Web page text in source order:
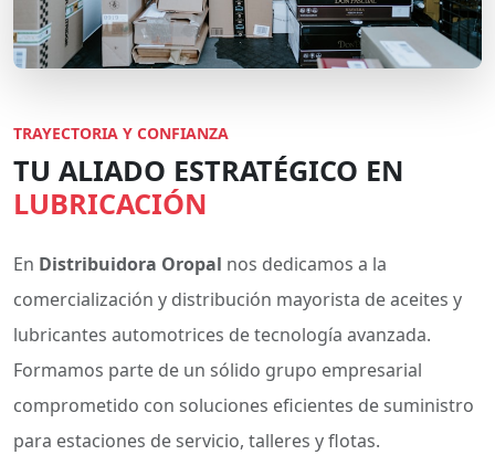
TRAYECTORIA Y CONFIANZA
TU ALIADO ESTRATÉGICO EN
LUBRICACIÓN
En Distribuidora Oropal nos dedicamos a la
comercialización y distribución mayorista de aceites y
lubricantes automotrices de tecnología avanzada.
Formamos parte de un sólido grupo empresarial
comprometido con soluciones eficientes de suministro
para estaciones de servicio, talleres y flotas.